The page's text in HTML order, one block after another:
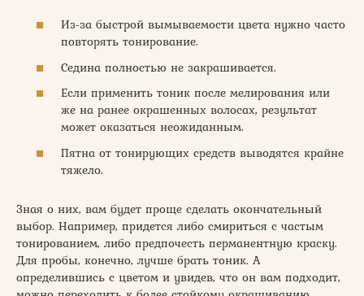
Из-за быстрой вымываемости цвета нужно часто
повторять тонирование.
Седина полностью не закрашивается.
Если применить тоник после мелирования или
же на ранее окрашенных волосах, результат
может оказаться неожиданным.
Пятна от тонирующих средств выводятся крайне
тяжело.
Зная о них, вам будет проще сделать окончательный
выбор. Например, придется либо смириться с частым
тонированием, либо предпочесть перманентную краску.
Для пробы, конечно, лучше брать тоник. А
определившись с цветом и увидев, что он вам подходит,